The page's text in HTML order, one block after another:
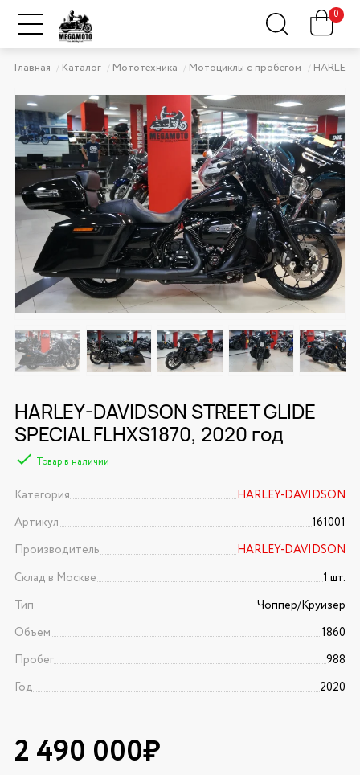
0
Главная Каталог Мототехника Мотоциклы с пробегом
HARLEY-DAVIDSON STREET GLIDE
SPECIAL FLHXS1870, 2020 год
Товар в наличии
Категория
HARLEY-DAVIDSON
Артикул
161001
Производитель
HARLEY-DAVIDSON
Склад в Москве
1 шт.
Тип
Чоппер/Круизер
Объем
1860
Пробег
988
Год
2020
2 490 000₽